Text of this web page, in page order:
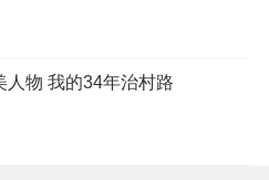
人物 我的34年治村路